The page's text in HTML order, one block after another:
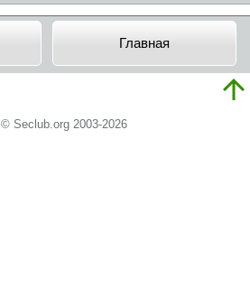
Главная
© Seclub.org 2003-2026